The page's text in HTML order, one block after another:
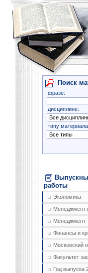
Поиск
фразе:
дисциплине:
типу
работы
Экономика
Менеджмент
Менеджмент
Финансы и
Московский
Факультет
Год выпуска